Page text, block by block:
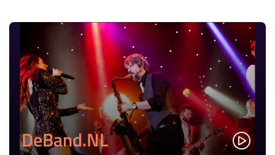
DeBand.NL